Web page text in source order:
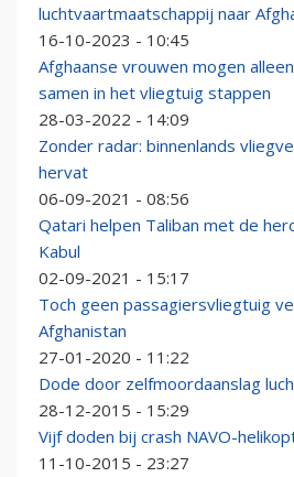
luchtvaartmaatschappij naar
16-10-2023 - 10:45
Afghaanse vrouwen mogen
samen in het vliegtuig stappen
28-03-2022 - 14:09
Zonder radar: binnenlands
hervat
06-09-2021 - 08:56
Qatari helpen Taliban met de
Kabul
02-09-2021 - 15:17
Toch geen passagiersvliegtuig
Afghanistan
27-01-2020 - 11:22
Dode door zelfmoordaanslag
28-12-2015 - 15:29
Vijf doden bij crash NAVO-
11-10-2015 - 23:27